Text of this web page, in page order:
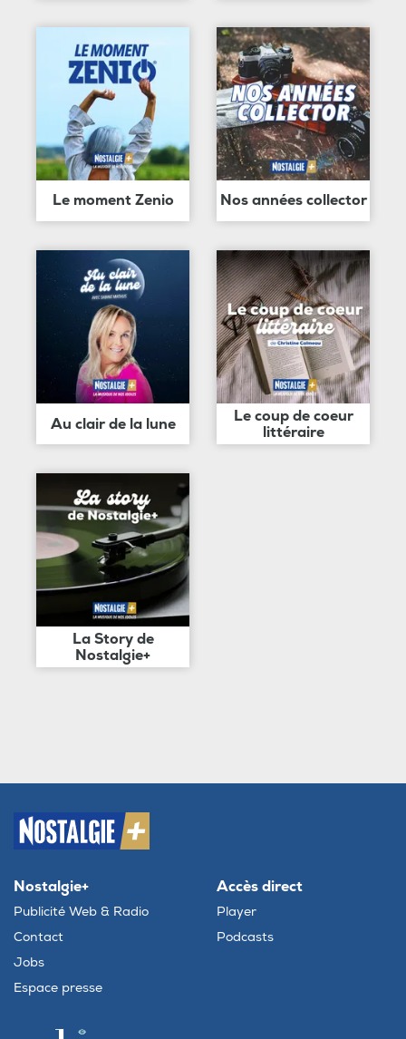
Le moment Zenio Nos années collector
Au clair de la lune
Le coup de coeur
littéraire
La Story de
Nostalgie+
Nostalgie+
Publicité Web & Radio
Contact
Jobs
Espace presse
Accès direct
Player
Podcasts